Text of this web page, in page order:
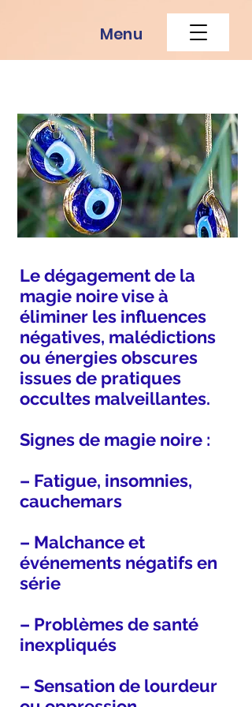
Menu
Le dégagement de la
magie noire vise à
éliminer les influences
négatives, malédictions
ou énergies obscures
issues de pratiques
occultes malveillantes.
Signes de magie noire :
– Fatigue, insomnies,
cauchemars
– Malchance et
événements négatifs en
série
– Problèmes de santé
inexpliqués
– Sensation de lourdeur